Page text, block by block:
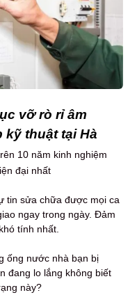
vỡ rò rỉ âm
thuật tại Hà
10 năm kinh nghiệm
đại nhất
tin sửa chữa được mọi ca
ngay trong ngày. Đảm
tính nhất.
ống nước nhà bạn bị
đang lo lắng không biết
này?